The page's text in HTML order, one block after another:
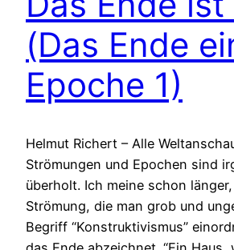
(Das Ende
Epoche 1)
Helmut Richert – Alle
Strömungen und Epochen sind
überholt. Ich meine schon
Strömung, die man grob und
Begriff “Konstruktivismus”